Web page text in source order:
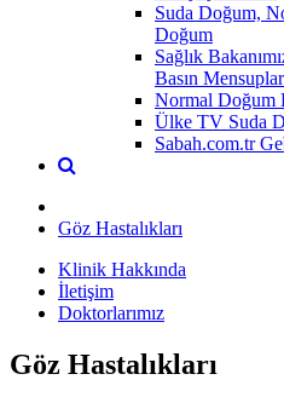
Suda Doğum,
Doğum
Sağlık
Basın
Normal Doğum
Ülke TV Suda
Sabah.com.tr
Göz Hastalıkları
Klinik Hakkında
İletişim
Doktorlarımız
Göz Hastalıkları